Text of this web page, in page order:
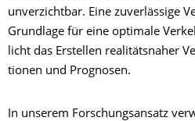
unver­zichtbar. Eine zuver­lässige
Grund­lage für eine optimale
licht das Erstellen rea­li­täts­naher
tionen und Prog­nosen.
In unserem Forschungs­ansatz